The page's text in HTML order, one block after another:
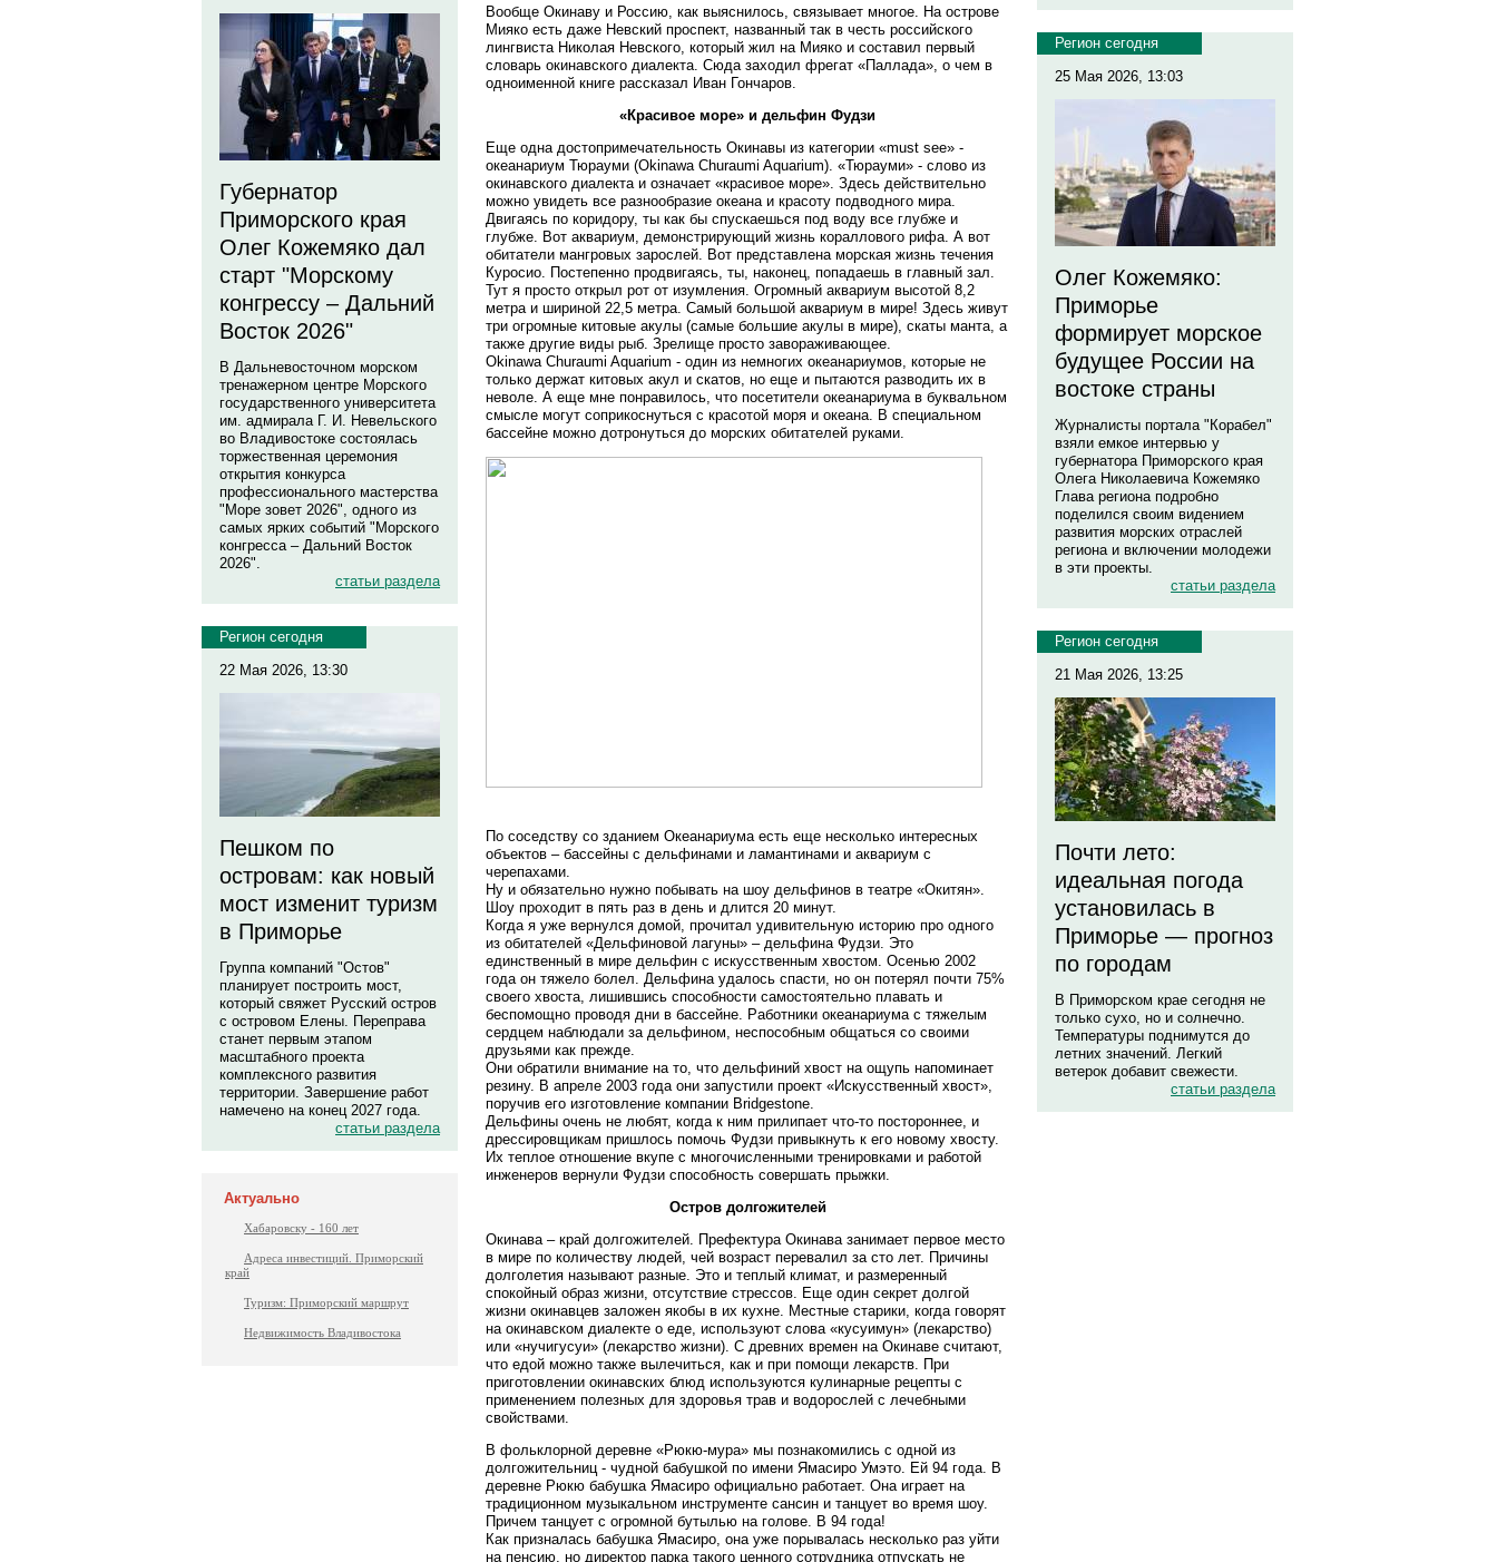
Губернатор
Приморского края
Олег Кожемяко дал
старт "Морскому
конгрессу – Дальний
Восток 2026"
В Дальневосточном морском
тренажерном центре Морского
государственного университета
им. адмирала Г. И. Невельского
во Владивостоке состоялась
торжественная церемония
открытия конкурса
профессионального мастерства
"Море зовет 2026", одного из
самых ярких событий "Морского
конгресса – Дальний Восток
2026".
статьи раздела
Регион сегодня
22 Мая 2026, 13:30
Пешком по
островам: как новый
мост изменит туризм
в Приморье
Группа компаний "Остов"
планирует построить мост,
который свяжет Русский остров
с островом Елены. Переправа
станет первым этапом
масштабного проекта
комплексного развития
территории. Завершение работ
намечено на конец 2027 года.
статьи раздела
Актуально
Хабаровску - 160 лет
Адреса инвестиций. Приморский
край
Туризм: Приморский маршрут
Недвижимость Владивостока
Вообще Окинаву и Россию, как выяснилось, связывает многое. На острове
Мияко есть даже Невский проспект, названный так в честь российского
лингвиста Николая Невского, который жил на Мияко и составил первый
словарь окинавского диалекта. Сюда заходил фрегат «Паллада», о чем в
одноименной книге рассказал Иван Гончаров.
«Красивое море» и дельфин Фудзи
Еще одна достопримечательность Окинавы из категории «must see» -
океанариум Тюрауми (Okinawa Churaumi Aquarium). «Тюрауми» - слово из
окинавского диалекта и означает «красивое море». Здесь действительно
можно увидеть все разнообразие океана и красоту подводного мира.
Двигаясь по коридору, ты как бы спускаешься под воду все глубже и
глубже. Вот аквариум, демонстрирующий жизнь кораллового рифа. А вот
обитатели мангровых зарослей. Вот представлена морская жизнь течения
Куросио. Постепенно продвигаясь, ты, наконец, попадаешь в главный зал.
Тут я просто открыл рот от изумления. Огромный аквариум высотой 8,2
метра и шириной 22,5 метра. Самый большой аквариум в мире! Здесь живут
три огромные китовые акулы (самые большие акулы в мире), скаты манта, а
также другие виды рыб. Зрелище просто завораживающее.
Okinawa Churaumi Aquarium - один из немногих океанариумов, которые не
только держат китовых акул и скатов, но еще и пытаются разводить их в
неволе. А еще мне понравилось, что посетители океанариума в буквальном
смысле могут соприкоснуться с красотой моря и океана. В специальном
бассейне можно дотронуться до морских обитателей руками.
По соседству со зданием Океанариума есть еще несколько интересных
объектов – бассейны с дельфинами и ламантинами и аквариум с
черепахами.
Ну и обязательно нужно побывать на шоу дельфинов в театре «Окитян».
Шоу проходит в пять раз в день и длится 20 минут.
Когда я уже вернулся домой, прочитал удивительную историю про одного
из обитателей «Дельфиновой лагуны» – дельфина Фудзи. Это
единственный в мире дельфин с искусственным хвостом. Осенью 2002
года он тяжело болел. Дельфина удалось спасти, но он потерял почти 75%
своего хвоста, лишившись способности самостоятельно плавать и
беспомощно проводя дни в бассейне. Работники океанариума с тяжелым
сердцем наблюдали за дельфином, неспособным общаться со своими
друзьями как прежде.
Они обратили внимание на то, что дельфиний хвост на ощупь напоминает
резину. В апреле 2003 года они запустили проект «Искусственный хвост»,
поручив его изготовление компании Bridgestone.
Дельфины очень не любят, когда к ним прилипает что-то постороннее, и
дрессировщикам пришлось помочь Фудзи привыкнуть к его новому хвосту.
Их теплое отношение вкупе с многочисленными тренировками и работой
инженеров вернули Фудзи способность совершать прыжки.
Остров долгожителей
Окинава – край долгожителей. Префектура Окинава занимает первое место
в мире по количеству людей, чей возраст перевалил за сто лет. Причины
долголетия называют разные. Это и теплый климат, и размеренный
спокойный образ жизни, отсутствие стрессов. Еще один секрет долгой
жизни окинавцев заложен якобы в их кухне. Местные старики, когда говорят
на окинавском диалекте о еде, используют слова «кусуимун» (лекарство)
или «нучигусуи» (лекарство жизни). С древних времен на Окинаве считают,
что едой можно также вылечиться, как и при помощи лекарств. При
приготовлении окинавских блюд используются кулинарные рецепты с
применением полезных для здоровья трав и водорослей с лечебными
свойствами.
В фольклорной деревне «Рюкю-мура» мы познакомились с одной из
долгожительниц - чудной бабушкой по имени Ямасиро Умэто. Ей 94 года. В
деревне Рюкю бабушка Ямасиро официально работает. Она играет на
традиционном музыкальном инструменте сансин и танцует во время шоу.
Причем танцует с огромной бутылью на голове. В 94 года!
Как призналась бабушка Ямасиро, она уже порывалась несколько раз уйти
на пенсию, но директор парка такого ценного сотрудника отпускать не
Регион сегодня
25 Мая 2026, 13:03
Олег Кожемяко:
Приморье
формирует морское
будущее России на
востоке страны
Журналисты портала "Корабел"
взяли емкое интервью у
губернатора Приморского края
Олега Николаевича Кожемяко
Глава региона подробно
поделился своим видением
развития морских отраслей
региона и включении молодежи
в эти проекты.
статьи раздела
Регион сегодня
21 Мая 2026, 13:25
Почти лето:
идеальная погода
установилась в
Приморье — прогноз
по городам
В Приморском крае сегодня не
только сухо, но и солнечно.
Температуры поднимутся до
летних значений. Легкий
ветерок добавит свежести.
статьи раздела